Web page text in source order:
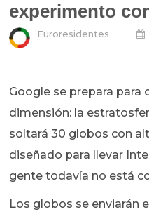
experimento
Euroresidentes
Google se prepara para
dimensión: la
soltará 30 globos con
diseñado para llevar
gente todavía no está
Los globos se enviarán